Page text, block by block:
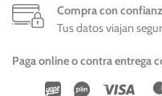
Compra con
Tus datos viajan
Paga online o contra entrega
Wirecard
Vipps Visa